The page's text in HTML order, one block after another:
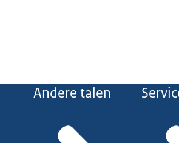
Andere talen